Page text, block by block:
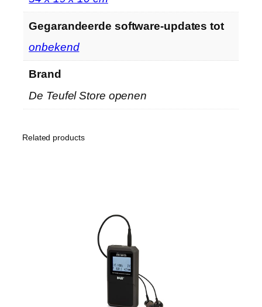
Gegarandeerde software-updates tot
‎onbekend
Brand
De Teufel Store openen
Related products